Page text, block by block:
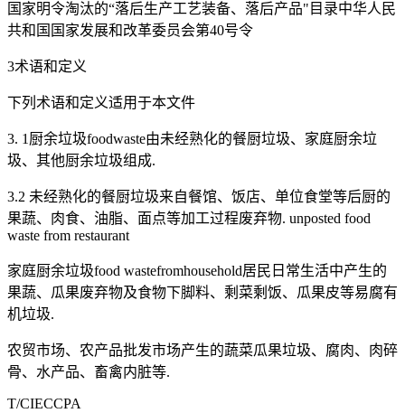
国家明令淘汰的“落后生产工艺装备、落后产品"目录中华人民
共和国国家发展和改革委员会第40号令
3术语和定义
下列术语和定义适用于本文件
3. 1厨余垃圾foodwaste由未经熟化的餐厨垃圾、家庭厨余垃
圾、其他厨余垃圾组成.
3.2 未经熟化的餐厨垃圾来自餐馆、饭店、单位食堂等后厨的
果蔬、肉食、油脂、面点等加工过程废弃物. unposted food
waste from restaurant
家庭厨余垃圾food wastefromhousehold居民日常生活中产生的
果蔬、瓜果废弃物及食物下脚料、剩菜剩饭、瓜果皮等易腐有
机垃圾.
农贸市场、农产品批发市场产生的蔬菜瓜果垃圾、腐肉、肉碎
骨、水产品、畜禽内脏等.
T/CIECCPA